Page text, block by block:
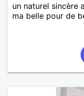
un naturel sincère
ma belle pour de